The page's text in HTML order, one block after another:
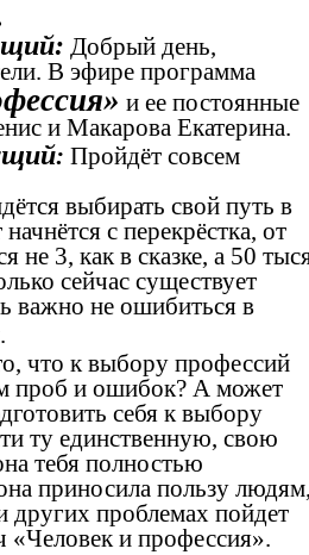
Добрый день,
В эфире программа
и ее постоянные
и Макарова Екатерина.
:Пройдёт совсем
выбирать свой путь в
с перекрёстка, от
не 3, как в сказке, а 50
сейчас существует
важно не ошибиться в
что к выбору профессий
проб и ошибок? А может
себя к выбору
ту единственную, свою
тебя полностью
приносила пользу
других проблемах пойдет
«Человек и профессия».